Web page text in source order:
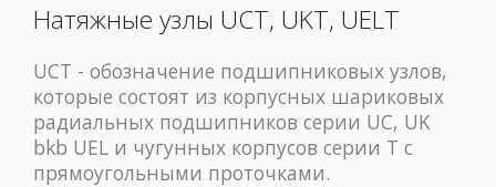
Натяжные узлы UCT, UKT, UELT
UCT - обозначение подшипниковых узлов,
которые состоят из корпусных шариковых
радиальных подшипников серии UC, UK
bkb UEL и чугунных корпусов серии T с
прямоугольными проточками.